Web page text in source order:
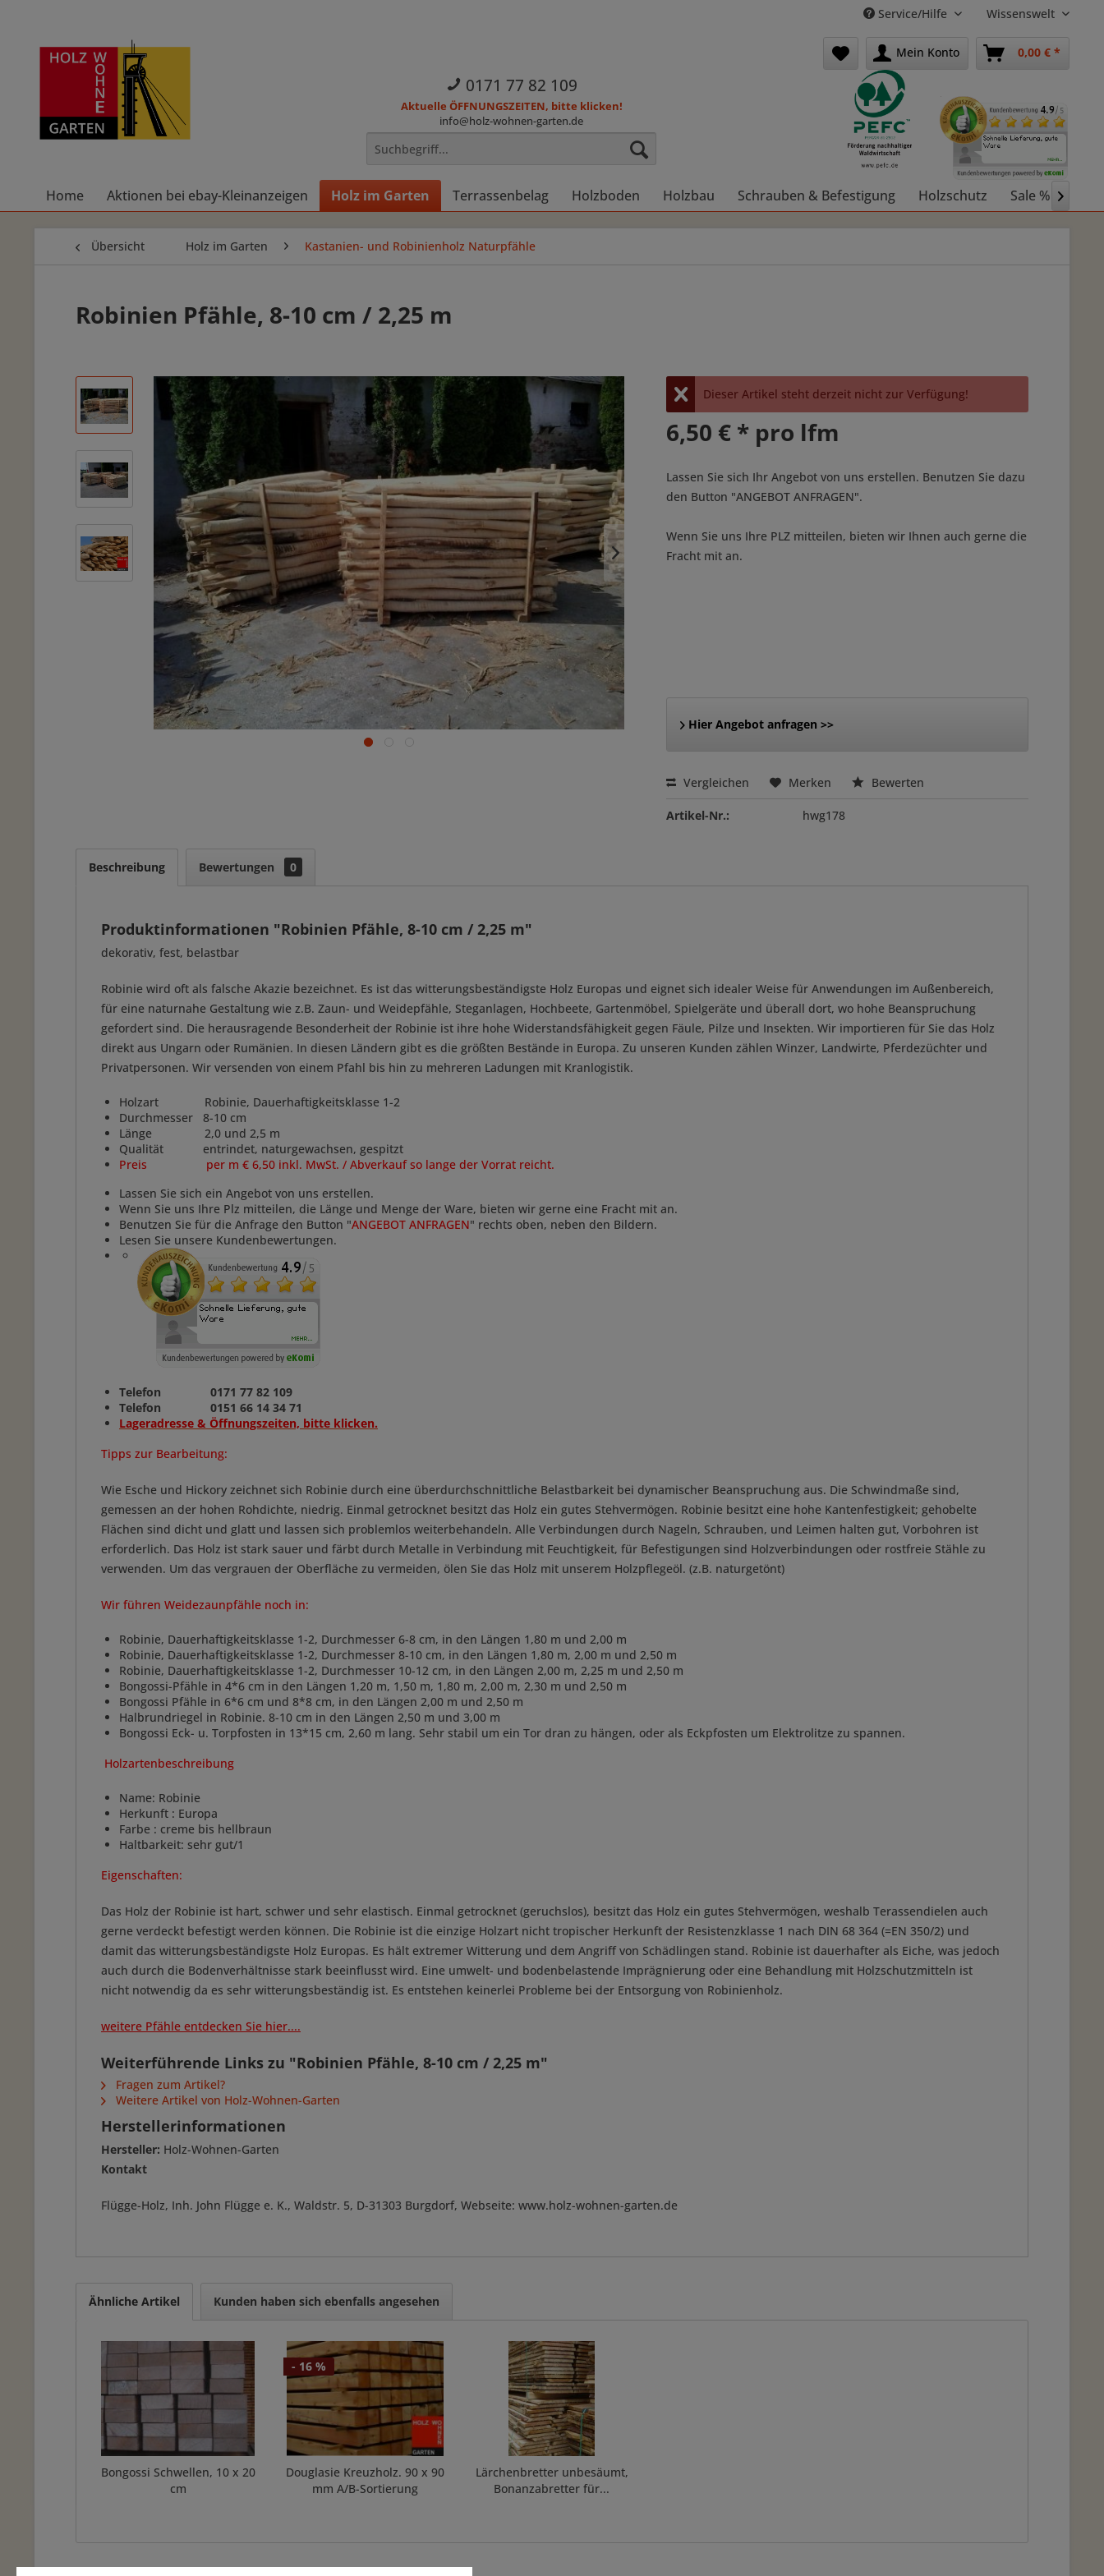
Service/Hilfe Wissenswelt
Mein Konto 0,00 € *
0171 77 82 109
Aktuelle ÖFFNUNGSZEITEN, bitte klicken!
info@holz-wohnen-garten.de
Home Aktionen bei ebay-Kleinanzeigen Holz im Garten Terrassenbelag Holzboden Holzbau Schrauben & Befestigung Holzschutz Sale % 
Übersicht Holz im Garten Kastanien- und Robinienholz Naturpfähle
Robinien Pfähle, 8-10 cm / 2,25 m
Dieser Artikel steht derzeit nicht zur Verfügung!
6,50 € * pro lfm
Lassen Sie sich Ihr Angebot von uns erstellen. Benutzen Sie dazu
den Button "ANGEBOT ANFRAGEN".
Wenn Sie uns Ihre PLZ mitteilen, bieten wir Ihnen auch gerne die
Fracht mit an.
Hier Angebot anfragen >>
Vergleichen Merken Bewerten
Artikel-Nr.: hwg178
Beschreibung Bewertungen 0
Produktinformationen "Robinien Pfähle, 8-10 cm / 2,25 m"
dekorativ, fest, belastbar
Robinie wird oft als falsche Akazie bezeichnet. Es ist das witterungsbeständigste Holz Europas und eignet sich idealer Weise für Anwendungen im Außenbereich,
für eine naturnahe Gestaltung wie z.B. Zaun- und Weidepfähle, Steganlagen, Hochbeete, Gartenmöbel, Spielgeräte und überall dort, wo hohe Beanspruchung
gefordert sind. Die herausragende Besonderheit der Robinie ist ihre hohe Widerstandsfähigkeit gegen Fäule, Pilze und Insekten. Wir importieren für Sie das Holz
direkt aus Ungarn oder Rumänien. In diesen Ländern gibt es die größten Bestände in Europa. Zu unseren Kunden zählen Winzer, Landwirte, Pferdezüchter und
Privatpersonen. Wir versenden von einem Pfahl bis hin zu mehreren Ladungen mit Kranlogistik.
Holzart Robinie, Dauerhaftigkeitsklasse 1-2
Durchmesser 8-10 cm
Länge 2,0 und 2,5 m
Qualität entrindet, naturgewachsen, gespitzt
Preis per m € 6,50 inkl. MwSt. / Abverkauf so lange der Vorrat reicht.
Lassen Sie sich ein Angebot von uns erstellen.
Wenn Sie uns Ihre Plz mitteilen, die Länge und Menge der Ware, bieten wir gerne eine Fracht mit an.
Benutzen Sie für die Anfrage den Button "ANGEBOT ANFRAGEN" rechts oben, neben den Bildern.
Lesen Sie unsere Kundenbewertungen.
Telefon 0171 77 82 109
Telefon 0151 66 14 34 71
Lageradresse & Öffnungszeiten, bitte klicken.
Tipps zur Bearbeitung:
Wie Esche und Hickory zeichnet sich Robinie durch eine überdurchschnittliche Belastbarkeit bei dynamischer Beanspruchung aus. Die Schwindmaße sind,
gemessen an der hohen Rohdichte, niedrig. Einmal getrocknet besitzt das Holz ein gutes Stehvermögen. Robinie besitzt eine hohe Kantenfestigkeit; gehobelte
Flächen sind dicht und glatt und lassen sich problemlos weiterbehandeln. Alle Verbindungen durch Nageln, Schrauben, und Leimen halten gut, Vorbohren ist
erforderlich. Das Holz ist stark sauer und färbt durch Metalle in Verbindung mit Feuchtigkeit, für Befestigungen sind Holzverbindungen oder rostfreie Stähle zu
verwenden. Um das vergrauen der Oberfläche zu vermeiden, ölen Sie das Holz mit unserem Holzpflegeöl. (z.B. naturgetönt)
Wir führen Weidezaunpfähle noch in:
Robinie, Dauerhaftigkeitsklasse 1-2, Durchmesser 6-8 cm, in den Längen 1,80 m und 2,00 m
Robinie, Dauerhaftigkeitsklasse 1-2, Durchmesser 8-10 cm, in den Längen 1,80 m, 2,00 m und 2,50 m
Robinie, Dauerhaftigkeitsklasse 1-2, Durchmesser 10-12 cm, in den Längen 2,00 m, 2,25 m und 2,50 m
Bongossi-Pfähle in 4*6 cm in den Längen 1,20 m, 1,50 m, 1,80 m, 2,00 m, 2,30 m und 2,50 m
Bongossi Pfähle in 6*6 cm und 8*8 cm, in den Längen 2,00 m und 2,50 m
Halbrundriegel in Robinie. 8-10 cm in den Längen 2,50 m und 3,00 m
Bongossi Eck- u. Torpfosten in 13*15 cm, 2,60 m lang. Sehr stabil um ein Tor dran zu hängen, oder als Eckpfosten um Elektrolitze zu spannen.
Holzartenbeschreibung
Name: Robinie
Herkunft : Europa
Farbe : creme bis hellbraun
Haltbarkeit: sehr gut/1
Eigenschaften:
Das Holz der Robinie ist hart, schwer und sehr elastisch. Einmal getrocknet (geruchslos), besitzt das Holz ein gutes Stehvermögen, weshalb Terassendielen auch
gerne verdeckt befestigt werden können. Die Robinie ist die einzige Holzart nicht tropischer Herkunft der Resistenzklasse 1 nach DIN 68 364 (=EN 350/2) und
damit das witterungsbeständigste Holz Europas. Es hält extremer Witterung und dem Angriff von Schädlingen stand. Robinie ist dauerhafter als Eiche, was jedoch
auch durch die Bodenverhältnisse stark beeinflusst wird. Eine umwelt- und bodenbelastende Imprägnierung oder eine Behandlung mit Holzschutzmitteln ist
nicht notwendig da es sehr witterungsbeständig ist. Es entstehen keinerlei Probleme bei der Entsorgung von Robinienholz.
weitere Pfähle entdecken Sie hier....
Weiterführende Links zu "Robinien Pfähle, 8-10 cm / 2,25 m"
Fragen zum Artikel?
Weitere Artikel von Holz-Wohnen-Garten
Herstellerinformationen
Hersteller: Holz-Wohnen-Garten
Kontakt
Flügge-Holz, Inh. John Flügge e. K., Waldstr. 5, D-31303 Burgdorf, Webseite: www.holz-wohnen-garten.de
Ähnliche Artikel Kunden haben sich ebenfalls angesehen
Bongossi Schwellen, 10 x 20
cm
- 16 %
Douglasie Kreuzholz. 90 x 90
mm A/B-Sortierung
Lärchenbretter unbesäumt,
Bonanzabretter für...